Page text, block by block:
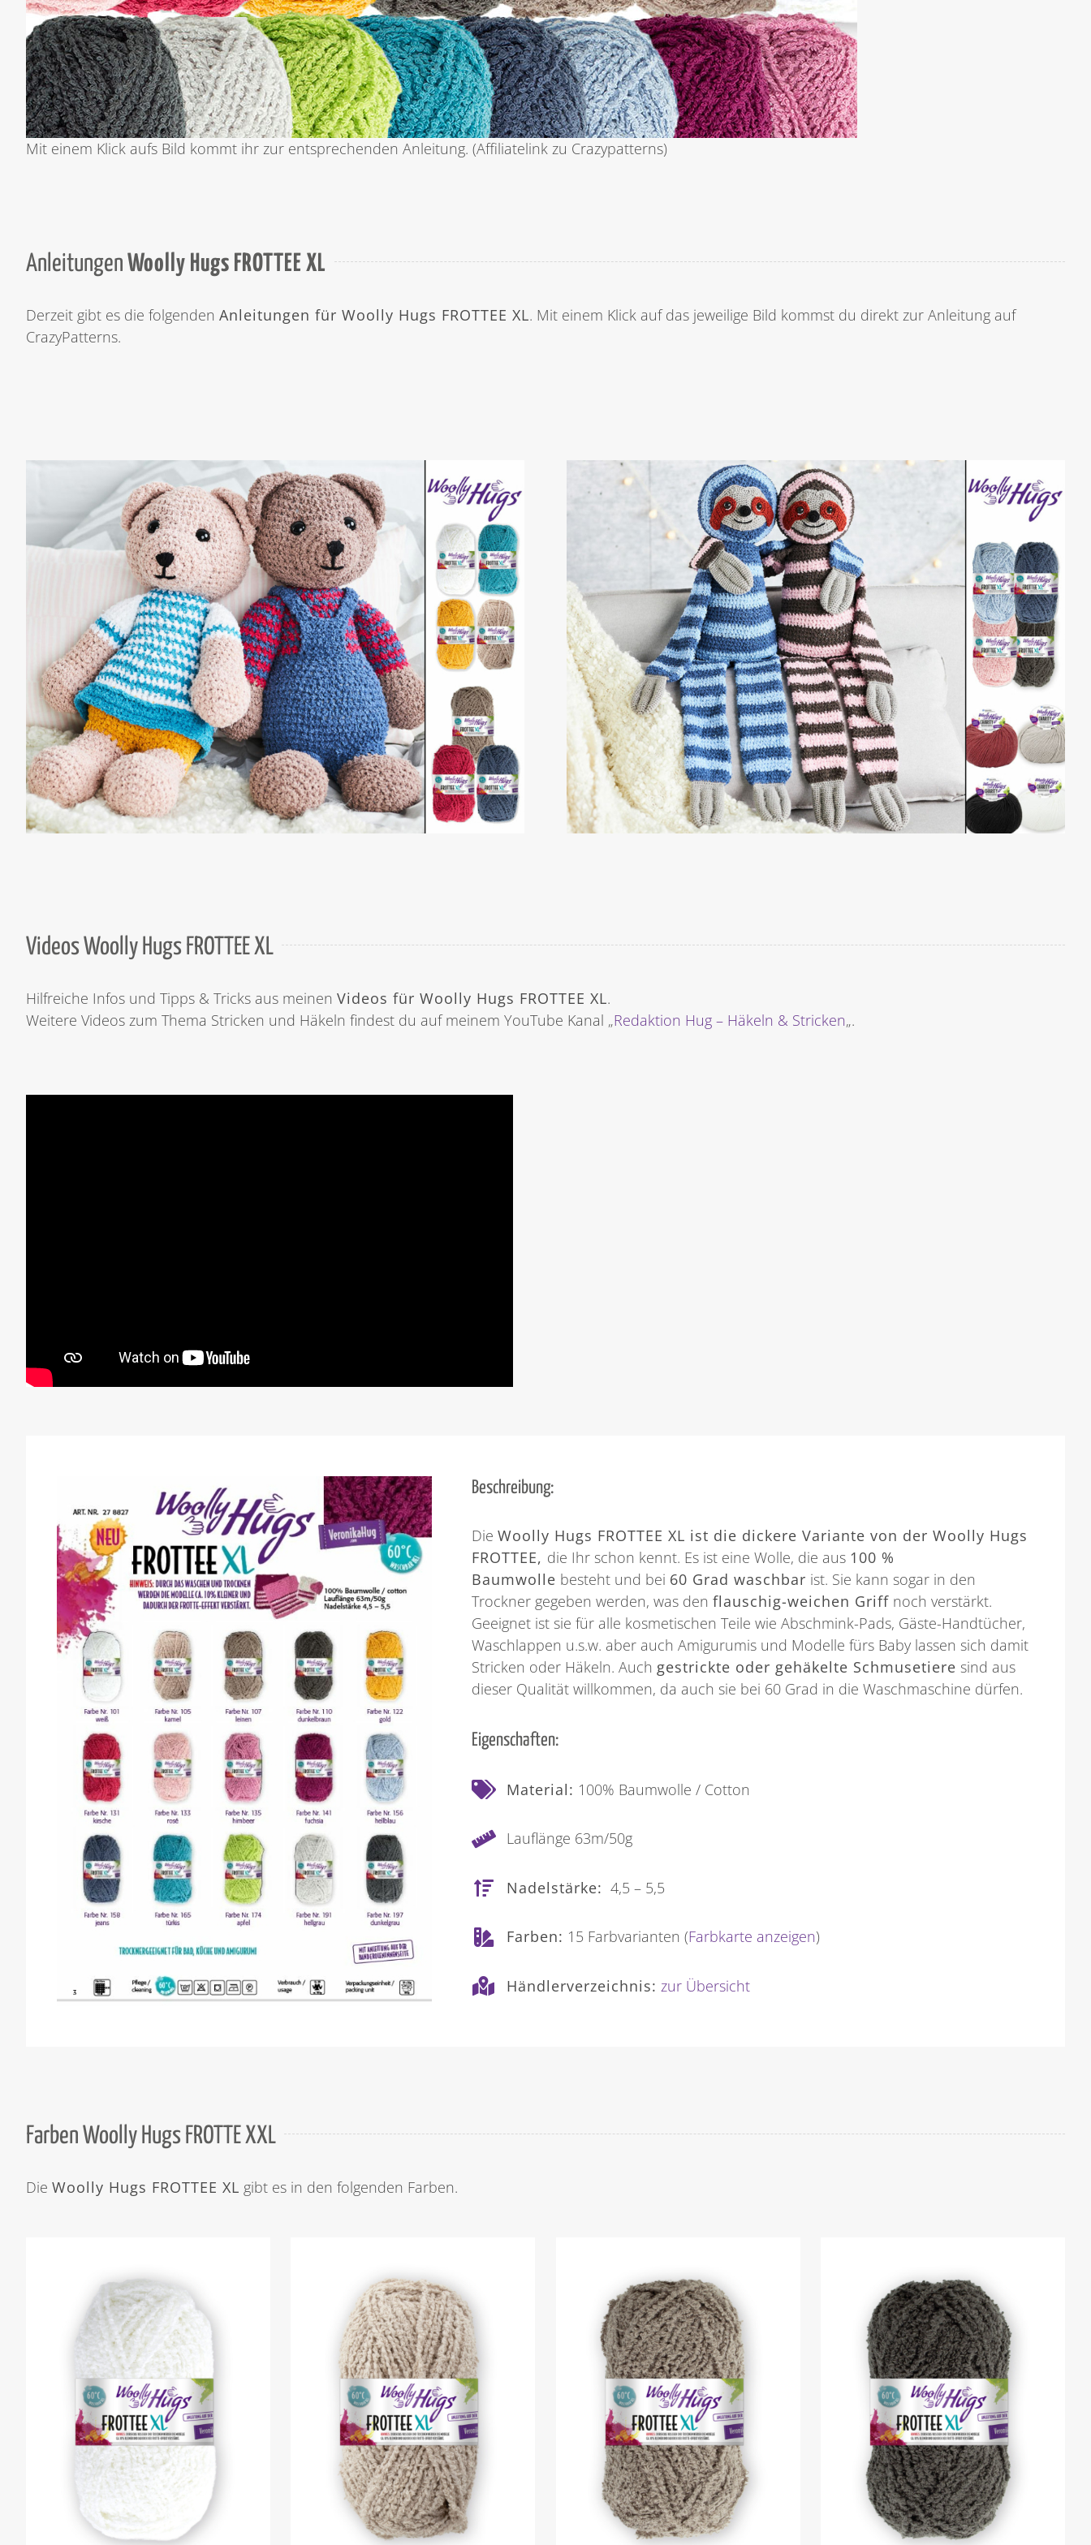
Mit einem Klick aufs Bild kommt ihr zur entsprechenden Anleitung. (Affiliatelink zu Crazypatterns)
Anleitungen Woolly Hugs FROTTEE XL
Derzeit gibt es die folgenden Anleitungen für Woolly Hugs FROTTEE XL. Mit einem Klick auf das jeweilige Bild kommst du direkt zur Anleitung auf
CrazyPatterns.
Videos Woolly Hugs FROTTEE XL
Hilfreiche Infos und Tipps & Tricks aus meinen Videos für Woolly Hugs FROTTEE XL.
Weitere Videos zum Thema Stricken und Häkeln findest du auf meinem YouTube Kanal „Redaktion Hug – Häkeln & Stricken„.
Beschreibung:
Die Woolly Hugs FROTTEE XL ist die dickere Variante von der Woolly Hugs
FROTTEE, die Ihr schon kennt. Es ist eine Wolle, die aus 100 %
Baumwolle besteht und bei 60 Grad waschbar ist. Sie kann sogar in den
Trockner gegeben werden, was den flauschig-weichen Griffnoch verstärkt.
Geeignet ist sie für alle kosmetischen Teile wie Abschmink-Pads, Gäste-Handtücher,
Waschlappen u.s.w. aber auch Amigurumis und Modelle fürs Baby lassen sich damit
Stricken oder Häkeln. Auch gestrickte oder gehäkelte Schmusetiere sind aus
dieser Qualität willkommen, da auch sie bei 60 Grad in die Waschmaschine dürfen.
Eigenschaften:
Material: 100% Baumwolle / Cotton
Lauflänge 63m/50g
Nadelstärke: 4,5 – 5,5
Farben: 15 Farbvarianten (Farbkarte anzeigen)
Händlerverzeichnis: zur Übersicht
Farben Woolly Hugs FROTTE XXL
Die Woolly Hugs FROTTEE XL gibt es in den folgenden Farben.